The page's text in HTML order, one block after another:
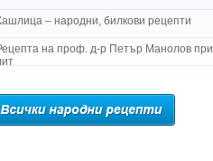
– народни, билкови рецепти
на проф. д-р Петър Манолов при